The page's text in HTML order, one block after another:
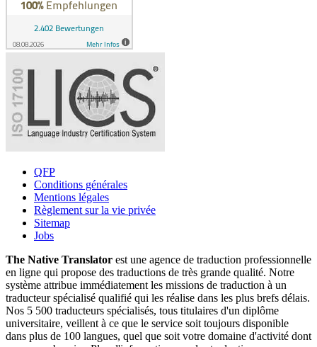
QFP
Conditions générales
Mentions légales
Règlement sur la vie privée
Sitemap
Jobs
The Native Translator est une agence de traduction professionnelle
en ligne qui propose des traductions de très grande qualité. Notre
système attribue immédiatement les missions de traduction à un
traducteur spécialisé qualifié qui les réalise dans les plus brefs délais.
Nos 5 500 traducteurs spécialisés, tous titulaires d'un diplôme
universitaire, veillent à ce que le service soit toujours disponible
dans plus de 100 langues, quel que soit votre domaine d'activité dont